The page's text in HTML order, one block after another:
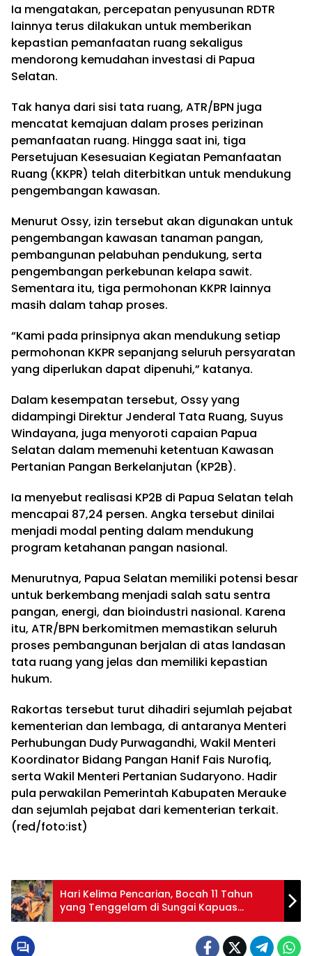
Ia mengatakan, percepatan penyusunan RDTR
lainnya terus dilakukan untuk memberikan
kepastian pemanfaatan ruang sekaligus
mendorong kemudahan investasi di Papua
Selatan.
Tak hanya dari sisi tata ruang, ATR/BPN juga
mencatat kemajuan dalam proses perizinan
pemanfaatan ruang. Hingga saat ini, tiga
Persetujuan Kesesuaian Kegiatan Pemanfaatan
Ruang (KKPR) telah diterbitkan untuk mendukung
pengembangan kawasan.
Menurut Ossy, izin tersebut akan digunakan untuk
pengembangan kawasan tanaman pangan,
pembangunan pelabuhan pendukung, serta
pengembangan perkebunan kelapa sawit.
Sementara itu, tiga permohonan KKPR lainnya
masih dalam tahap proses.
“Kami pada prinsipnya akan mendukung setiap
permohonan KKPR sepanjang seluruh persyaratan
yang diperlukan dapat dipenuhi,” katanya.
Dalam kesempatan tersebut, Ossy yang
didampingi Direktur Jenderal Tata Ruang, Suyus
Windayana, juga menyoroti capaian Papua
Selatan dalam memenuhi ketentuan Kawasan
Pertanian Pangan Berkelanjutan (KP2B).
Ia menyebut realisasi KP2B di Papua Selatan telah
mencapai 87,24 persen. Angka tersebut dinilai
menjadi modal penting dalam mendukung
program ketahanan pangan nasional.
Menurutnya, Papua Selatan memiliki potensi besar
untuk berkembang menjadi salah satu sentra
pangan, energi, dan bioindustri nasional. Karena
itu, ATR/BPN berkomitmen memastikan seluruh
proses pembangunan berjalan di atas landasan
tata ruang yang jelas dan memiliki kepastian
hukum.
Rakortas tersebut turut dihadiri sejumlah pejabat
kementerian dan lembaga, di antaranya Menteri
Perhubungan Dudy Purwagandhi, Wakil Menteri
Koordinator Bidang Pangan Hanif Fais Nurofiq,
serta Wakil Menteri Pertanian Sudaryono. Hadir
pula perwakilan Pemerintah Kabupaten Merauke
dan sejumlah pejabat dari kementerian terkait.
(red/foto:ist)
Hari Kelima Pencarian, Bocah 11 Tahun
yang Tenggelam di Sungai Kapuas
Ditemukan Meninggal Dunia